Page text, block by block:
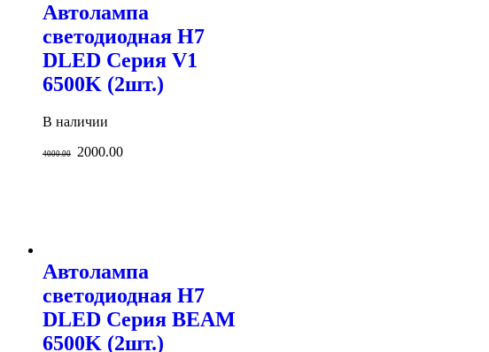
Автолампа
светодиодная H7
DLED Серия V1
6500K (2шт.)
В наличии
4000.00 2000.00
Автолампа
светодиодная H7
DLED Серия BEAM
6500K (2шт.)